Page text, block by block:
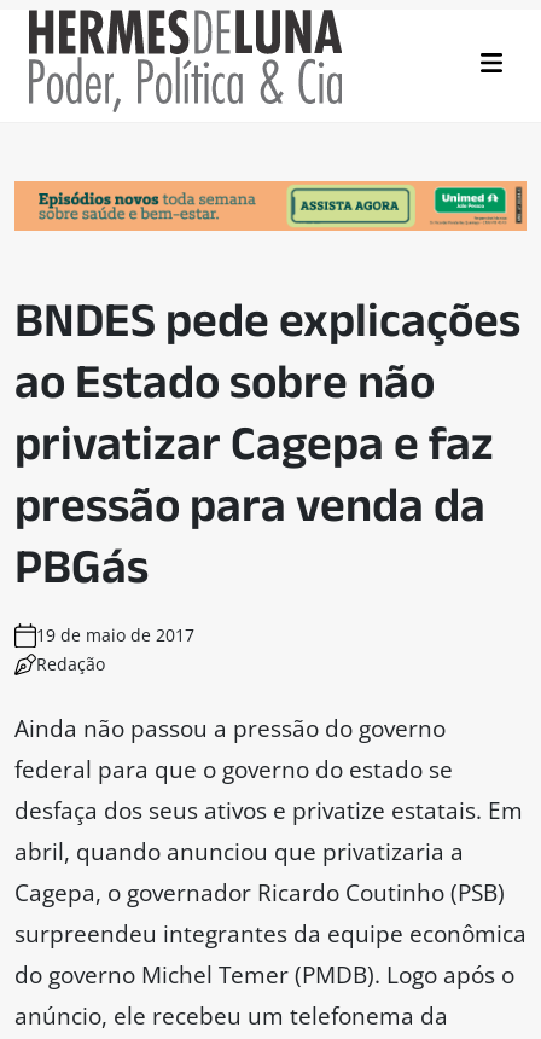
BNDES pede explicações
ao Estado sobre não
privatizar Cagepa e faz
pressão para venda da
PBGás
19 de maio de 2017
Redação
Ainda não passou a pressão do governo
federal para que o governo do estado se
desfaça dos seus ativos e privatize estatais. Em
abril, quando anunciou que privatizaria a
Cagepa, o governador Ricardo Coutinho (PSB)
surpreendeu integrantes da equipe econômica
do governo Michel Temer (PMDB). Logo após o
anúncio, ele recebeu um telefonema da